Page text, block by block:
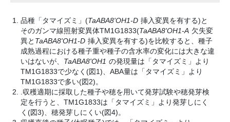
品種「タマイズミ」(TaABA8'OH1-D 挿入変異を有する)と
そのガンマ線照射変異体TM1G1833(TaABA8'OH1-A 欠失変
異と TaABA8'OH1-D 挿入変異を有する)を比較すると、種子
成熟過程における種子重や種子の含水率の変化には大きな違
いはないが、 TaABA8'OH1 の発現量は「タマイズミ」より
TM1G1833で少なく(図1)、ABA量は「タマイズミ」より
TM1G1833で多い(図2)。
.収穫適期に採取した種子や穂を用いて発芽試験や穂発芽検
定を行うと、TM1G1833は「タマイズミ」より発芽しにく
く(図3)、穂発芽しにくい(図4)。